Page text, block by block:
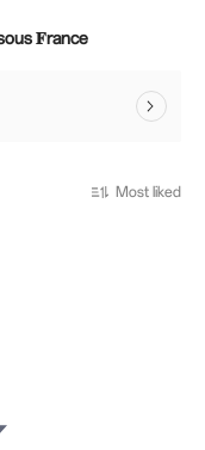
𝐅rance
Most liked